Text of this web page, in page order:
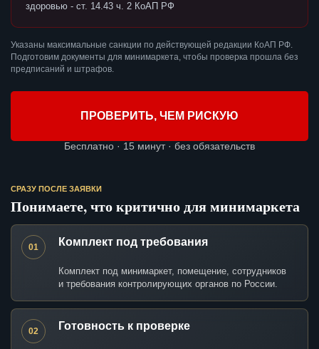
здоровью - ст. 14.43 ч. 2 КоАП РФ
Указаны максимальные санкции по действующей редакции КоАП РФ.
Подготовим документы для минимаркета, чтобы проверка прошла без
предписаний и штрафов.
ПРОВЕРИТЬ, ЧЕМ РИСКУЮ
Бесплатно · 15 минут · без обязательств
СРАЗУ ПОСЛЕ ЗАЯВКИ
Понимаете, что критично для минимаркета
01 Комплект под требования
Комплект под минимаркет, помещение, сотрудников
и требования контролирующих органов по России.
02 Готовность к проверке